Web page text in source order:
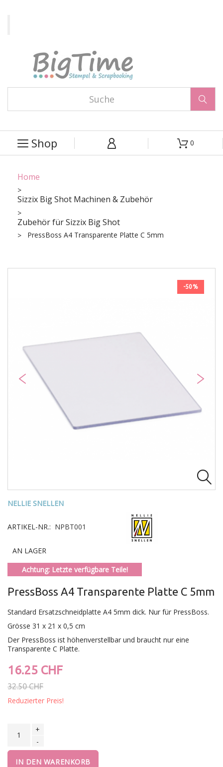

 Shop   0
Home
Sizzix Big Shot Machinen & Zubehör
Zubehör für Sizzix Big Shot
PressBoss A4 Transparente Platte C 5mm
-50%

NELLIE SNELLEN
ARTIKEL-NR.: NPBT001
AN LAGER
Achtung: Letzte verfügbare Teile!
PressBoss A4 Transparente Platte C 5mm
Standard Ersatzschneidplatte A4 5mm dick. Nur für PressBoss.
Grösse 31 x 21 x 0,5 cm
Der PressBoss ist höhenverstellbar und braucht nur eine
Transparente C Platte.
16.25 CHF
32.50 CHF
Reduzierter Preis!
+
-
IN DEN WARENKORB